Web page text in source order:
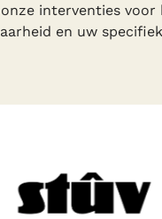
interventies voor
en uw